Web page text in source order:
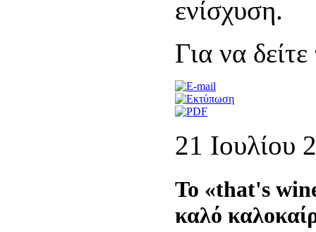
ενίσχυση.
Για να
21 Ιουλίου
Το «that's
καλό